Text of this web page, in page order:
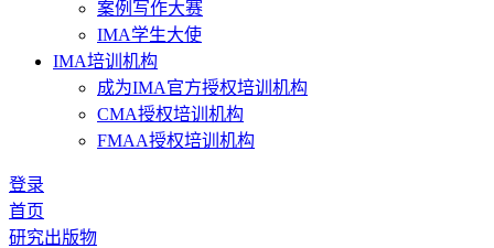
案例写作大赛
IMA学生大使
IMA培训机构
成为IMA官方授权培训机构
CMA授权培训机构
FMAA授权培训机构
登录
首页
研究出版物